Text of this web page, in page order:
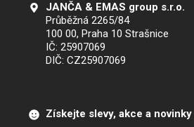
JANČA & EMAS group s.r.o.
Průběžná 2265/84
100 00, Praha 10 Strašnice
IČ: 25907069
DIČ: CZ25907069
Získejte slevy, akce a